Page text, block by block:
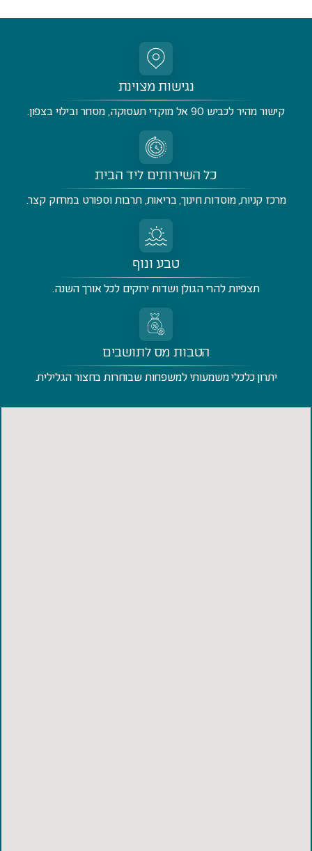
נגישות מצוינת
קישור מהיר לכביש 90 אל מוקדי תעסוקה, מסחר ובילוי בצפון.
כל השירותים ליד הבית
מרכז קניות, מוסדות חינוך, בריאות, תרבות וספורט במרחק קצר.
טבע ונוף
תצפיות להרי הגולן ושדות ירוקים לכל אורך השנה.
הטבות מס לתושבים
יתרון כלכלי משמעותי למשפחות שבוחרות בחצור הגלילית.